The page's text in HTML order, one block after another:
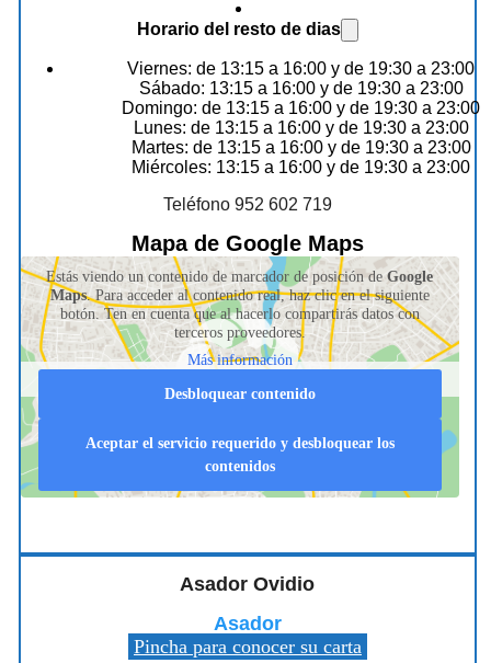
Horario del resto de dias
Viernes: de 13:15 a 16:00 y de 19:30 a 23:00
Sábado: 13:15 a 16:00 y de 19:30 a 23:00
Domingo: de 13:15 a 16:00 y de 19:30 a 23:00
Lunes: de 13:15 a 16:00 y de 19:30 a 23:00
Martes: de 13:15 a 16:00 y de 19:30 a 23:00
Miércoles: 13:15 a 16:00 y de 19:30 a 23:00
Teléfono 952 602 719
Mapa de Google Maps
Estás viendo un contenido de marcador de posición deGoogle
Maps. Para acceder al contenido real, haz clic en el siguiente
botón. Ten en cuenta que al hacerlo compartirás datos con
terceros proveedores.
Más información
Desbloquear contenido
Aceptar el servicio requerido y desbloquear los
contenidos
Asador Ovidio
Asador
Pincha para conocer su carta